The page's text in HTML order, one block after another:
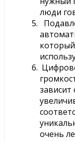
люди
зависит
очень